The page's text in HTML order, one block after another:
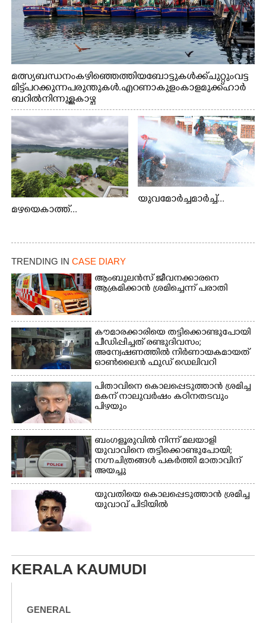
മത്സ്യബന്ധനം കഴിഞ്ഞെത്തിയ ബോട്ടുകൾക്ക് ചുറ്റും വട്ട
മിട്ട് പറക്കുന്ന പരുന്തുകൾ. എറണാകുളം കാളമുക്ക് ഹാർ
ബറിൽ നിന്നുള്ള കാഴ്ച
മഴയെകാത്ത്...
യുവമോർച്ചമാർച്ച്...
TRENDING IN CASE DIARY
ആംബുലൻസ് ജീവനക്കാരനെ
ആക്രമിക്കാൻ ശ്രമിച്ചെന്ന് പരാതി
കൗമാരക്കാരിയെ തട്ടിക്കൊണ്ടുപോയി
പീഡിപ്പിച്ചത് രണ്ടുദിവസം;
അന്വേഷണത്തിൽ നിർണായകമായത്
ഓൺലൈൻ ഫുഡ് ഡെലിവറി
പിതാവിനെ കൊലപ്പെടുത്താൻ ശ്രമിച്ച
മകന് നാലുവർഷം കഠിനതടവും
പിഴയും
ബംഗളൂരുവിൽ നിന്ന് മലയാളി
യുവാവിനെ തട്ടിക്കൊണ്ടുപോയി;
നഗ്നചിത്രങ്ങൾ പകർത്തി മാതാവിന്
അയച്ചു
യുവതിയെ കൊലപ്പെടുത്താൻ ശ്രമിച്ച
യുവാവ് പിടിയിൽ
KERALA KAUMUDI
GENERAL